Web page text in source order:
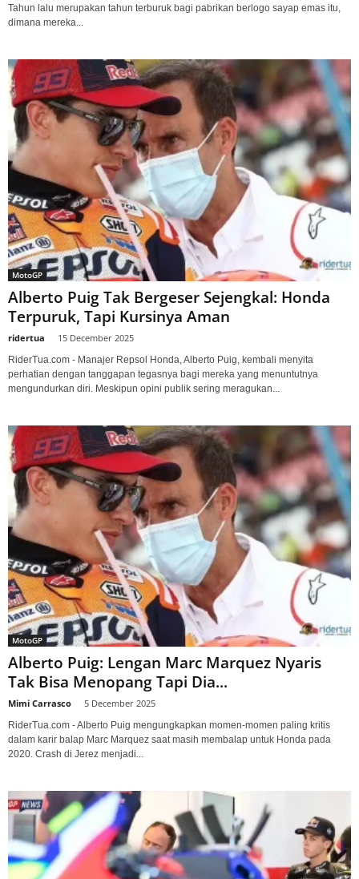
Tahun lalu merupakan tahun terburuk bagi pabrikan berlogo sayap emas itu,
dimana mereka...
MotoGP
Alberto Puig Tak Bergeser Sejengkal: Honda
Terpuruk, Tapi Kursinya Aman
ridertua 15 December 2025
RiderTua.com - Manajer Repsol Honda, Alberto Puig, kembali menyita
perhatian dengan tanggapan tegasnya bagi mereka yang menuntutnya
mengundurkan diri. Meskipun opini publik sering meragukan...
MotoGP
Alberto Puig: Lengan Marc Marquez Nyaris
Tak Bisa Menopang Tapi Dia...
Mimi Carrasco 5 December 2025
RiderTua.com - Alberto Puig mengungkapkan momen-momen paling kritis
dalam karir balap Marc Marquez saat masih membalap untuk Honda pada
2020. Crash di Jerez menjadi...